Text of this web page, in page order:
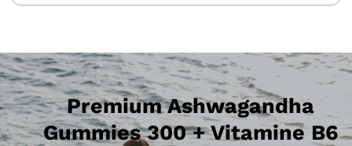
Premium Ashwagandha
Gummies 300 + Vitamine B6